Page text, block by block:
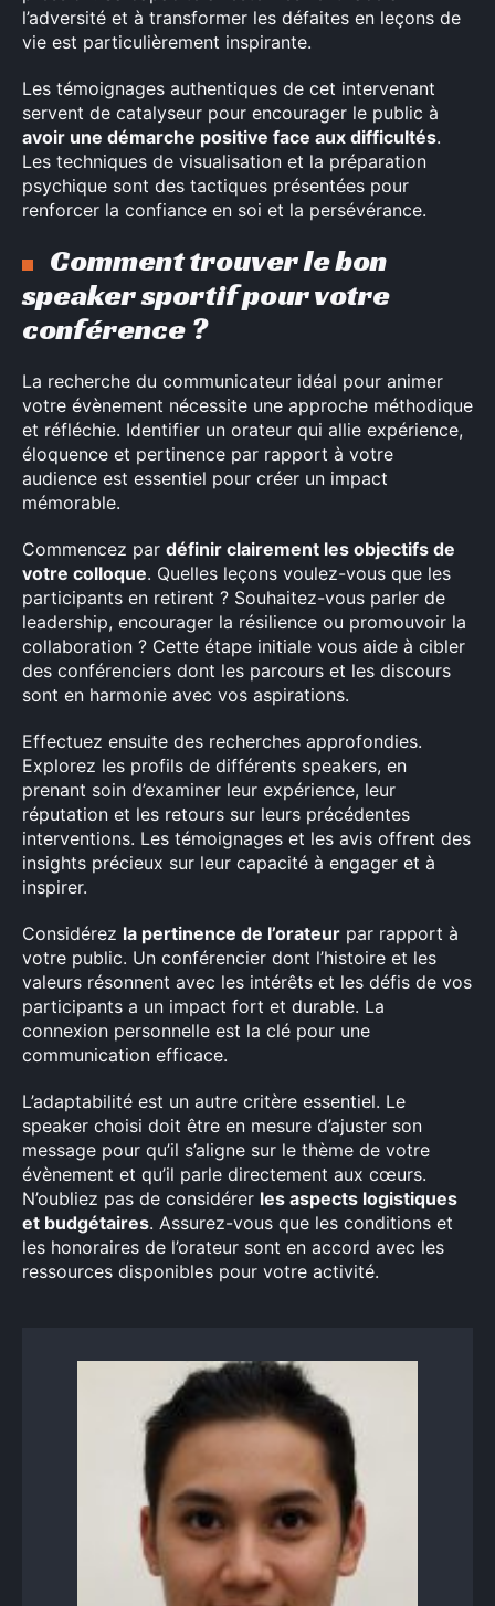
l’adversité et à transformer les défaites en leçons de
vie est particulièrement inspirante.
Les témoignages authentiques de cet intervenant
servent de catalyseur pour encourager le public à
avoir une démarche positive face aux difficultés.
Les techniques de visualisation et la préparation
psychique sont des tactiques présentées pour
renforcer la confiance en soi et la persévérance.
Comment trouver le bon
speaker sportif pour votre
conférence ?
La recherche du communicateur idéal pour animer
votre évènement nécessite une approche méthodique
et réfléchie. Identifier un orateur qui allie expérience,
éloquence et pertinence par rapport à votre
audience est essentiel pour créer un impact
mémorable.
Commencez par définir clairement les objectifs de
votre colloque. Quelles leçons voulez-vous que les
participants en retirent ? Souhaitez-vous parler de
leadership, encourager la résilience ou promouvoir la
collaboration ? Cette étape initiale vous aide à cibler
des conférenciers dont les parcours et les discours
sont en harmonie avec vos aspirations.
Effectuez ensuite des recherches approfondies.
Explorez les profils de différents speakers, en
prenant soin d’examiner leur expérience, leur
réputation et les retours sur leurs précédentes
interventions. Les témoignages et les avis offrent des
insights précieux sur leur capacité à engager et à
inspirer.
Considérez la pertinence de l’orateur par rapport à
votre public. Un conférencier dont l’histoire et les
valeurs résonnent avec les intérêts et les défis de vos
participants a un impact fort et durable. La
connexion personnelle est la clé pour une
communication efficace.
L’adaptabilité est un autre critère essentiel. Le
speaker choisi doit être en mesure d’ajuster son
message pour qu’il s’aligne sur le thème de votre
évènement et qu’il parle directement aux cœurs.
N’oubliez pas de considérer les aspects logistiques
et budgétaires. Assurez-vous que les conditions et
les honoraires de l’orateur sont en accord avec les
ressources disponibles pour votre activité.
Rechercher
: